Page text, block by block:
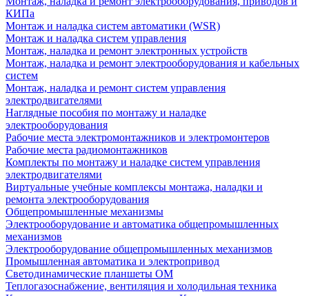
КИПа
Монтаж и наладка систем автоматики (WSR)
Монтаж и наладка систем управления
Монтаж, наладка и ремонт электронных устройств
Монтаж, наладка и ремонт электрооборудования и кабельных
систем
Монтаж, наладка и ремонт систем управления
электродвигателями
Наглядные пособия по монтажу и наладке
электрооборудования
Рабочие места электромонтажников и электромонтеров
Рабочие места радиомонтажников
Комплекты по монтажу и наладке систем управления
электродвигателями
Виртуальные учебные комплексы монтажа, наладки и
ремонта электрооборудования
Общепромышленные механизмы
Электрооборудование и автоматика общепромышленных
механизмов
Электрооборудование общепромышленных механизмов
Промышленная автоматика и электропривод
Светодинамические планшеты ОМ
Теплогазоснабжение, вентиляция и холодильная техника